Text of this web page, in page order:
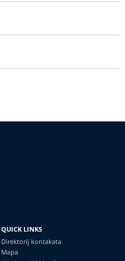
QUICK LINKS
Direktorij kontakata
Mapa